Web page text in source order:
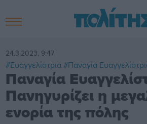
24.3.2023, 9:47
#Ευαγγελίστρια #Παναγία
Παναγία
Πανηγυρίζει η
ενορία της πόλης